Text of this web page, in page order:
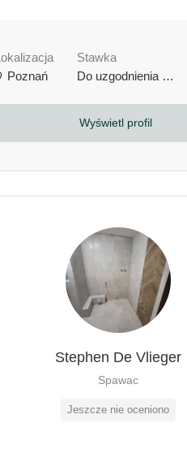
Lokalizacja
Poznań
Stawka
Do uzgodnienia
Wyświetl profil
Stephen De Vlieger
Spawac
Jeszcze nie oceniono